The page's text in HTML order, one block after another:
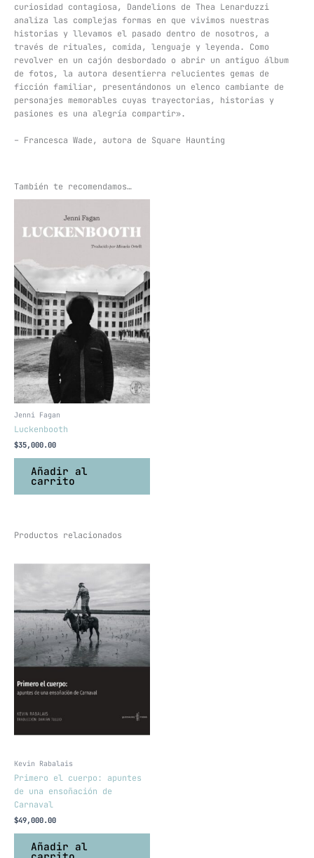
curiosidad contagiosa, Dandelions de Thea Lenarduzzi
analiza las complejas formas en que vivimos nuestras
historias y llevamos el pasado dentro de nosotros, a
través de rituales, comida, lenguaje y leyenda. Como
revolver en un cajón desbordado o abrir un antiguo álbum
de fotos, la autora desentierra relucientes gemas de
ficción familiar, presentándonos un elenco cambiante de
personajes memorables cuyas trayectorias, historias y
pasiones es una alegría compartir».
– Francesca Wade, autora de Square Haunting
También te recomendamos…
Jenni Fagan
Luckenbooth
$35,000.00
Añadir al
carrito
Productos relacionados
Kevin Rabalais
Primero el cuerpo: apuntes
de una ensoñación de
Carnaval
$49,000.00
Añadir al